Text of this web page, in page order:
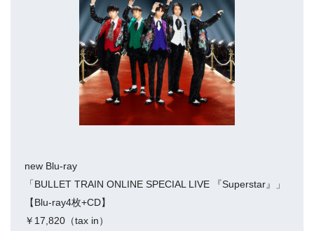
new Blu-ray
「BULLET TRAIN ONLINE SPECIAL LIVE 『Superstar』」
【Blu-ray4枚+CD】
￥17,820（tax in）